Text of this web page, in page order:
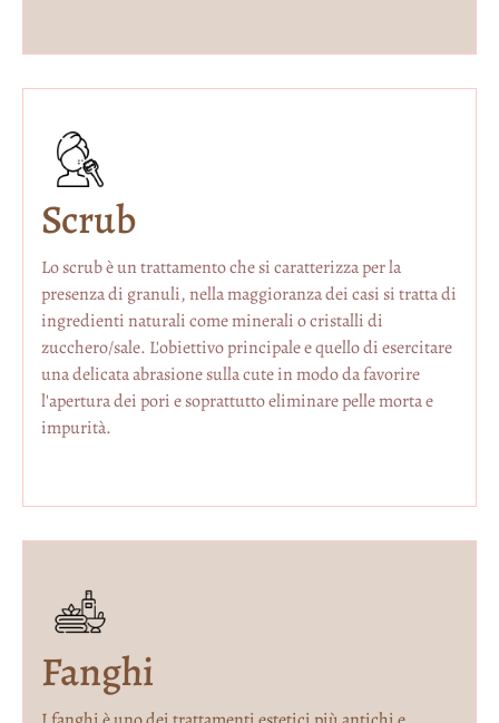
Scrub
Lo scrub è un trattamento che si caratterizza per la
presenza di granuli, nella maggioranza dei casi si tratta di
ingredienti naturali come minerali o cristalli di
zucchero/sale. L'obiettivo principale e quello di esercitare
una delicata abrasione sulla cute in modo da favorire
l'apertura dei pori e soprattutto eliminare pelle morta e
impurità.
Fanghi